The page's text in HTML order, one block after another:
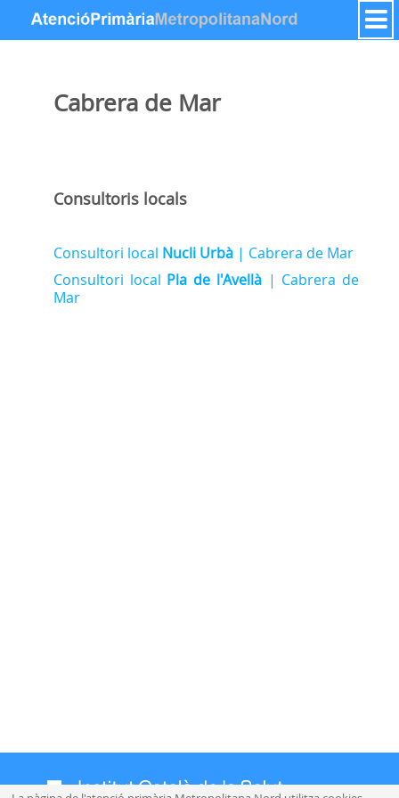
Zum Inhalt wechseln
Cabrera de Mar
Consultoris locals
Consultori local Nucli Urbà | Cabrera de Mar
Consultori local Pla de l'Avellà| Cabrera de
Mar